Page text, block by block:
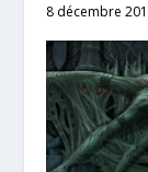
8 décembre